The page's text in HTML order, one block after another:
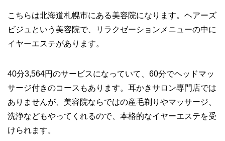
こちらは北海道札幌市にある美容院になります。ヘアーズ
ビジュという美容院で、リラクゼーションメニューの中に
イヤーエステがあります。
40分3,564円のサービスになっていて、60分でヘッドマッ
サージ付きのコースもあります。耳かきサロン専門店では
ありませんが、美容院ならではの産毛剃りやマッサージ、
洗浄などもやってくれるので、本格的なイヤーエステを受
けられます。